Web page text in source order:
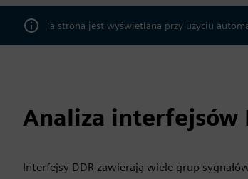
Ta strona jest wyświetlana przy użyciu
Analiza interfejsów
Interfejsy DDR zawierają wiele grup